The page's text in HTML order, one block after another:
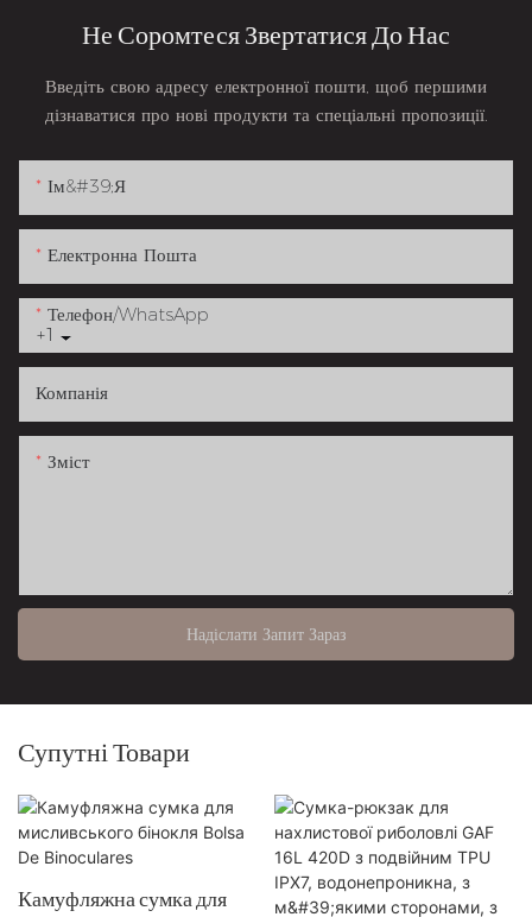
Не Соромтеся Звертатися До Нас
Введіть свою адресу електронної пошти, щоб першими
дізнаватися про нові продукти та спеціальні пропозиції.
Ім&#39;я
Електронна Пошта
+1
Телефон/WhatsApp
Компанія
Зміст
Надіслати Запит Зараз
Супутні Товари
Камуфляжна сумка для